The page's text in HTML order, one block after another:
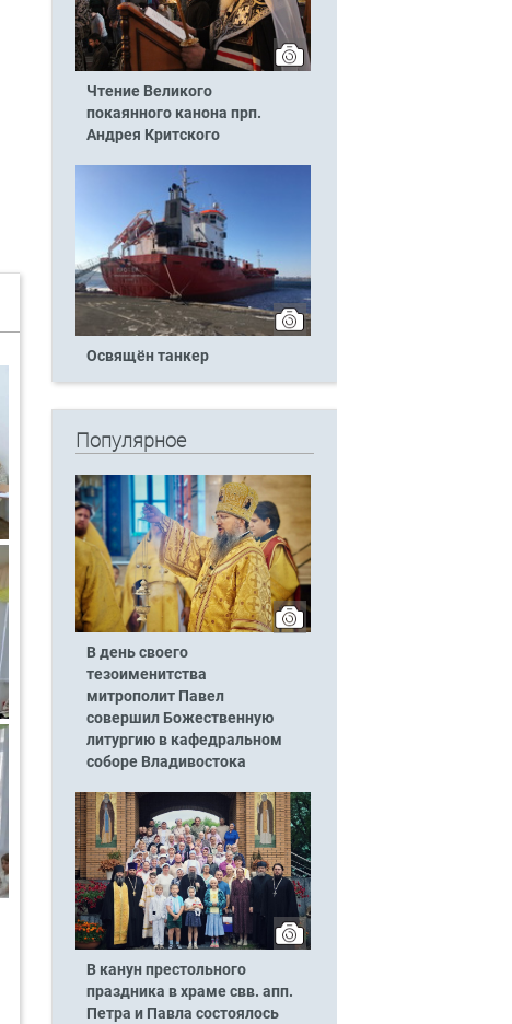
Чтение Великого
покаянного канона прп.
Андрея Критского
Освящён танкер
Популярное
В день своего
тезоименитства
митрополит Павел
совершил Божественную
литургию в кафедральном
соборе Владивостока
В канун престольного
праздника в храме свв. апп.
Петра и Павла состоялось